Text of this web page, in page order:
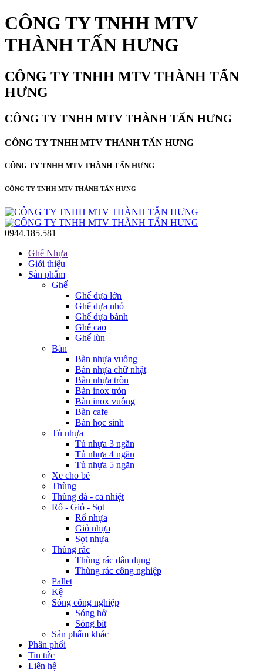
CÔNG TY TNHH MTV
THÀNH TẤN HƯNG
CÔNG TY TNHH MTV THÀNH TẤN
HƯNG
CÔNG TY TNHH MTV THÀNH TẤN HƯNG
CÔNG TY TNHH MTV THÀNH TẤN HƯNG
CÔNG TY TNHH MTV THÀNH TẤN HƯNG
CÔNG TY TNHH MTV THÀNH TẤN HƯNG
0944.185.581
Ghế Nhựa
Giới thiệu
Sản phẩm
Ghế
Ghế dựa lớn
Ghế dựa nhỏ
Ghế dựa bành
Ghế cao
Ghế lùn
Bàn
Bàn nhựa vuông
Bàn nhựa chữ nhật
Bàn nhựa tròn
Bàn inox tròn
Bàn inox vuông
Bàn cafe
Bàn học sinh
Tủ nhựa
Tủ nhựa 3 ngăn
Tủ nhựa 4 ngăn
Tủ nhựa 5 ngăn
Xe cho bé
Thùng
Thùng đá - ca nhiệt
Rổ - Giỏ - Sọt
Rổ nhựa
Giỏ nhựa
Sọt nhựa
Thùng rác
Thùng rác dân dụng
Thùng rác công nghiệp
Pallet
Kệ
Sóng công nghiệp
Sóng hở
Sóng bít
Sản phẩm khác
Phân phối
Tin tức
Liên hệ